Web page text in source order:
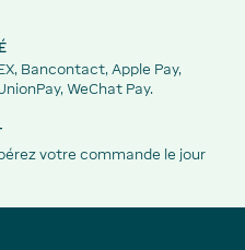
Bancontact, Apple Pay,
WeChat Pay.
votre commande le jour